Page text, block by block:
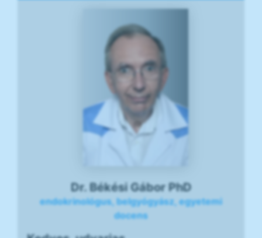
Dr. Békési Gábor PhD
endokrinológus, belgyógyász, egyetemi
docens